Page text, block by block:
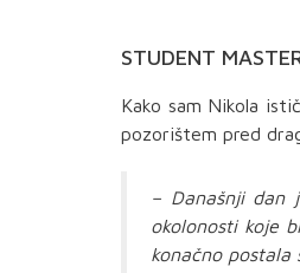
STUDENT
Kako sam Nikola
pozorištem pred
– Današnji dan
okolonosti koje
konačno postala